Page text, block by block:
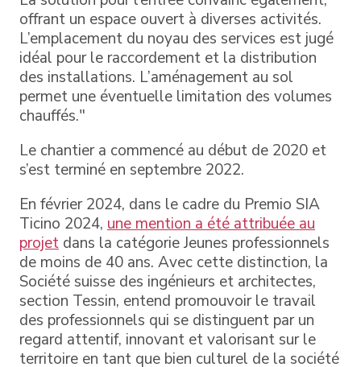
offrant un espace ouvert à diverses activités.
L’emplacement du noyau des services est jugé
idéal pour le raccordement et la distribution
des installations. L’aménagement au sol
permet une éventuelle limitation des volumes
chauffés."
Le chantier a commencé au début de 2020 et
s’est terminé en septembre 2022.
En février 2024, dans le cadre du Premio SIA
Ticino 2024, une mention a été attribuée au
projet dans la catégorie Jeunes professionnels
de moins de 40 ans. Avec cette distinction, la
Société suisse des ingénieurs et architectes,
section Tessin, entend promouvoir le travail
des professionnels qui se distinguent par un
regard attentif, innovant et valorisant sur le
territoire en tant que bien culturel de la société